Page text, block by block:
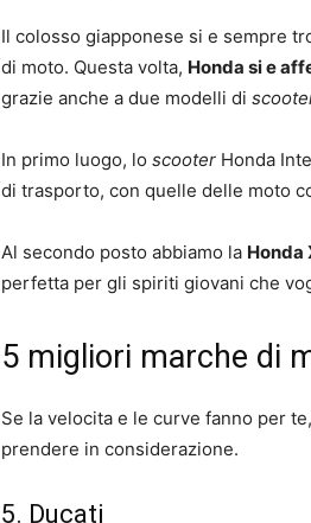
Il colosso giapponese si e sempre
di moto. Questa volta, Honda si e
grazie anche a due modelli di
In primo luogo, lo scooter Honda
di trasporto, con quelle delle moto
Al secondo posto abbiamo la Honda
perfetta per gli spiriti giovani che
5 migliori marche di
Se la velocita e le curve fanno per
prendere in considerazione.
5. Ducati